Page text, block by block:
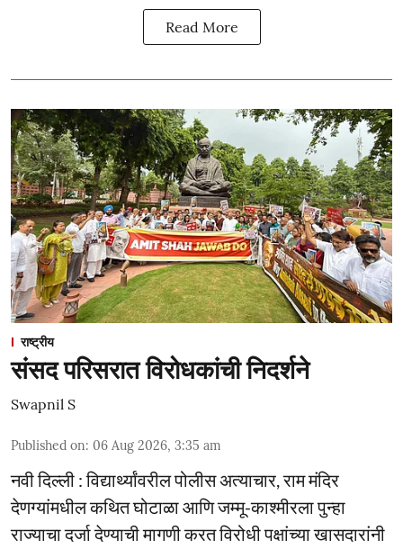
Read More
राष्ट्रीय
संसद परिसरात विरोधकांची निदर्शने
Swapnil S
Published on: 06 Aug 2026, 3:35 am
नवी दिल्ली : विद्यार्थ्यांवरील पोलीस अत्याचार, राम मंदिर
देणग्यांमधील कथित घोटाळा आणि जम्मू-काश्मीरला पुन्हा
राज्याचा दर्जा देण्याची मागणी करत विरोधी पक्षांच्या खासदारांनी